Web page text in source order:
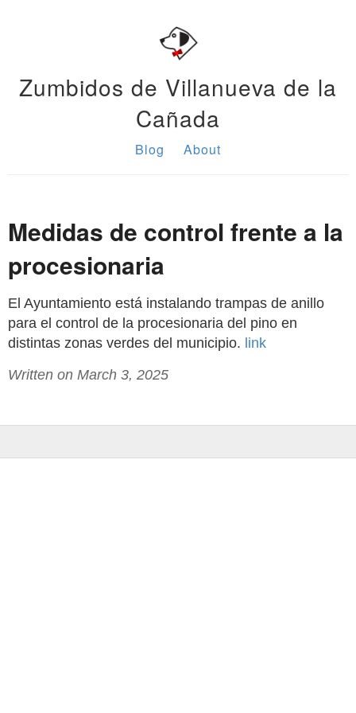
Zumbidos de Villanueva de la
Cañada
Blog About
Medidas de control frente a la
procesionaria
El Ayuntamiento está instalando trampas de anillo
para el control de la procesionaria del pino en
distintas zonas verdes del municipio. link
Written on March 3, 2025